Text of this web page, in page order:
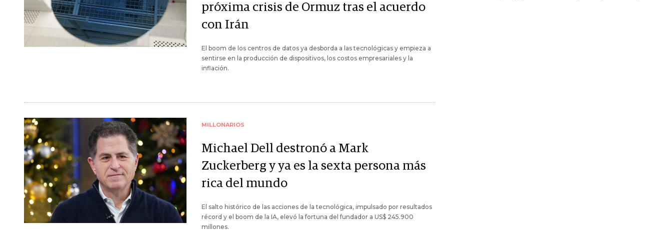
próxima crisis de Ormuz tras el acuerdo
con Irán
El boom de los centros de datos ya desborda a las tecnológicas y empieza a
sentirse en la producción de dispositivos, los costos empresariales y la
inflación.
MILLONARIOS
Michael Dell destronó a Mark
Zuckerberg y ya es la sexta persona más
rica del mundo
El salto histórico de las acciones de la tecnológica, impulsado por resultados
récord y el boom de la IA, elevó la fortuna del fundador a US$ 245.900
millones.